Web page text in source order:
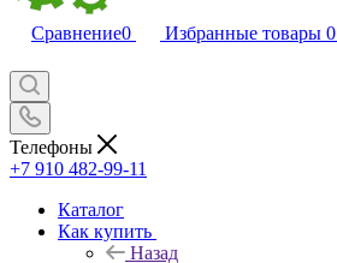
Сравнение0 Избранные товары 0
Телефоны
+7 910 482-99-11
Каталог
Как купить
Назад